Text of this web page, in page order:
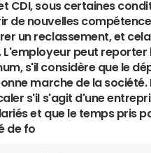
CDI, sous certaines
de nouvelles
un reclassement, et
peut reporter
s'il considère que le
marche de la société.
s'il s'agit d'une
et que le temps pris
de fo